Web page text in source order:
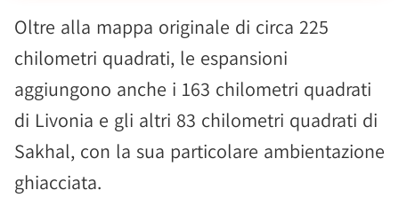
Oltre alla mappa originale di circa 225
chilometri quadrati, le espansioni
aggiungono anche i 163 chilometri quadrati
di Livonia e gli altri 83 chilometri quadrati di
Sakhal, con la sua particolare ambientazione
ghiacciata.